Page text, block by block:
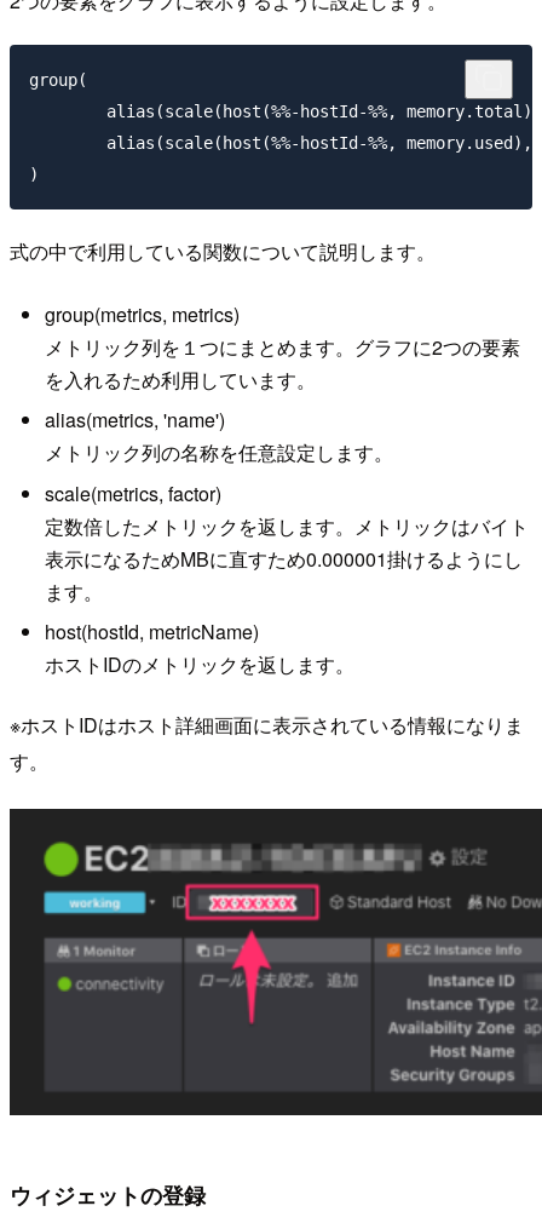
group(
式の中で利用している関数について説明します。
group(metrics, metrics)
メトリック列を１つにまとめます。グラフに2つの要素
を入れるため利用しています。
alias(metrics, 'name')
メトリック列の名称を任意設定します。
scale(metrics, factor)
定数倍したメトリックを返します。メトリックはバイト
表示になるためMBに直すため0.000001掛けるようにし
ます。
host(hostId, metricName)
ホストIDのメトリックを返します。
※ホストIDはホスト詳細画面に表示されている情報になりま
す。
ウィジェットの登録